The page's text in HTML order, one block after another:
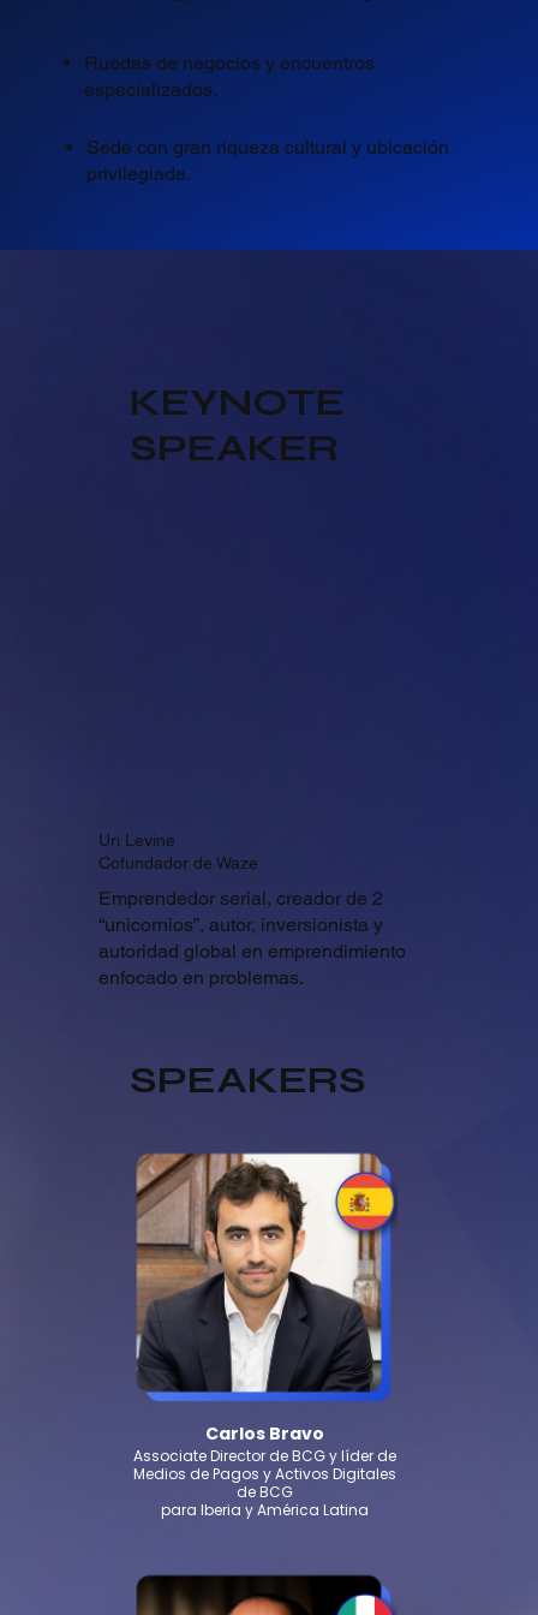
Ruedas de negocios y encuentros
especializados.
Sede con gran riqueza cultural y ubicación
privilegiada.
KEYNOTE
SPEAKER
Uri Levine
Cofundador de Waze
Emprendedor serial, creador de 2
“unicornios”, autor, inversionista y
autoridad global en emprendimiento
enfocado en problemas.
SPEAKERS
Carlos Bravo
Associate Director de BCG y líder de
Medios de Pagos y Activos Digitales
de BCG
para Iberia y América Latina